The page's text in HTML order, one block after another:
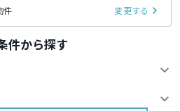
件 変更する
件から探す